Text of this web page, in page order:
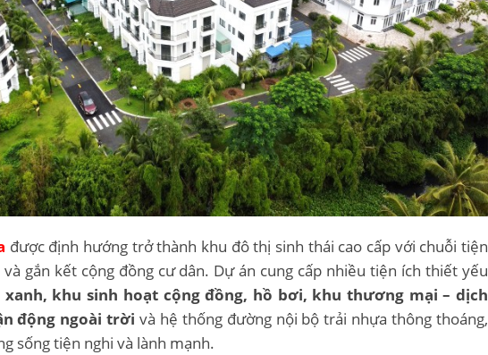
được định hướng trở thành khu đô thị sinh thái cao cấp với chuỗi tiện
gắn kết cộng đồng cư dân. Dự án cung cấp nhiều tiện ích thiết yếu
xanh, khu sinh hoạt cộng đồng, hồ bơi, khu thương mại – dịch
động ngoài trời và hệ thống đường nội bộ trải nhựa thông thoáng,
sống tiện nghi và lành mạnh.